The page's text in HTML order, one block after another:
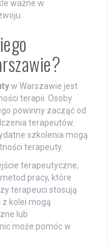
ważne w
w Warszawie jest
terapii. Osoby
powinny zacząć od
terapeutów.
szkolenia mogą
terapeuty.
terapeutyczne,
pracy, które
terapeuci stosują
kolei mogą
lub
może pomóc w